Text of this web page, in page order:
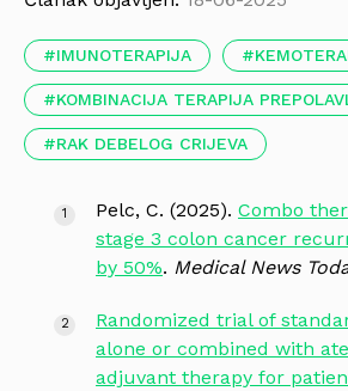
IMUNOTERAPIJA
KOMBINACIJA TERAPIJA
RAK DEBELOG CRIJEVA
Pelc, C. (2025). Combo
stage 3 colon cancer
by 50%. Medical News
Randomized trial of
alone or combined with
adjuvant therapy for